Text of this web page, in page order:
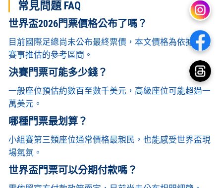
常見問題 FAQ
世界盃2026門票價格公布了嗎？
目前國際足總尚未公布最終票價，本文價格為依據歷屆
賽事推估的參考區間。
決賽門票可能多少錢？
一般座位預估約數百至數千美元，高級座位可能超過一
萬美元。
哪種門票最划算？
小組賽第三類座位通常價格最親民，也能感受世界盃現
場氣氛。
世界盃門票可以分期付款嗎？